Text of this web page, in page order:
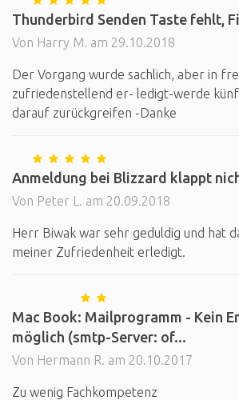
Thunderbird Senden Taste fehlt,
Von Harry M. am 29.10.2018
Der Vorgang wurde sachlich, aber in
zufriedenstellend er- ledigt-werde
darauf zurückgreifen -Danke
Anmeldung bei Blizzard klappt
Von Peter L. am 20.09.2018
Herr Biwak war sehr geduldig und hat
meiner Zufriedenheit erledigt.
Mac Book: Mailprogramm - Kein
möglich (smtp-Server: of...
Von Hermann R. am 20.10.2017
Zu wenig Fachkompetenz